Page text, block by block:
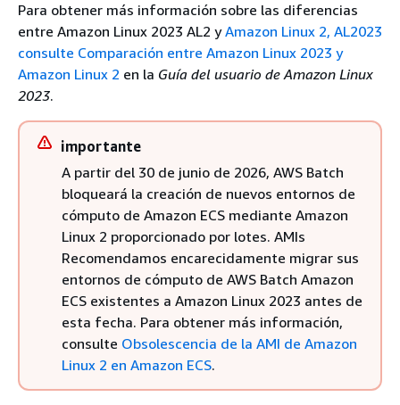
Para obtener más información sobre las diferencias
entre Amazon Linux 2023 AL2 yAmazon Linux 2, AL2023
consulte Comparación entre Amazon Linux 2023 y
Amazon Linux 2 en la Guía del usuario de Amazon Linux
2023.
importante
A partir del 30 de junio de 2026, AWS Batch
bloqueará la creación de nuevos entornos de
cómputo de Amazon ECS mediante Amazon
Linux 2 proporcionado por lotes. AMIs
Recomendamos encarecidamente migrar sus
entornos de cómputo de AWS Batch Amazon
ECS existentes a Amazon Linux 2023 antes de
esta fecha. Para obtener más información,
consulte Obsolescencia de la AMI de Amazon
Linux 2 en Amazon ECS.